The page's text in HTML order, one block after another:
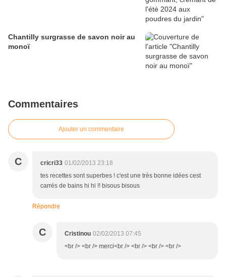
Chantilly surgrasse de savon noir au
monoï
Commentaires
Ajouter un commentaire
C cricri33 01/02/2013 23:18
tes recettes sont superbes ! c'est une très bonne idées cest
carrés de bains hi hi !! bisous bisous
Répondre
C Cristinou 02/02/2013 07:45
<br /> <br /> merci<br /> <br /> <br /> <br />